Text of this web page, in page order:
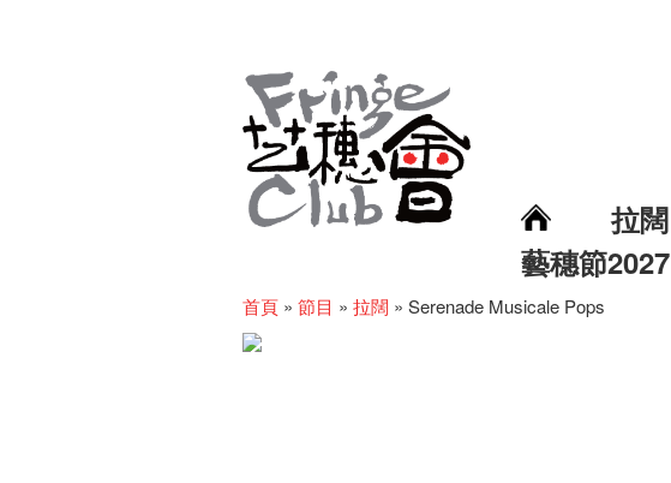
拉闊
藝穗節2027
首頁 » 節目 » 拉闊 » Serenade Musicale Pops